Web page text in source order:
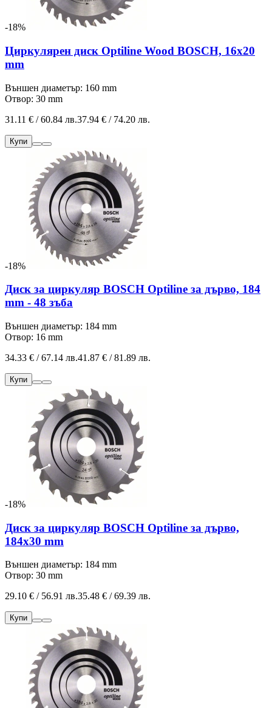
-18%
Циркулярен диск Optiline Wood BOSCH, 16х20
mm
Външен диаметър: 160 mm
Отвор: 30 mm
31.11 € / 60.84 лв.37.94 € / 74.20 лв.
Купи
-18%
Диск за циркуляр BOSCH Optiline за дърво, 184
mm - 48 зъба
Външен диаметър: 184 mm
Отвор: 16 mm
34.33 € / 67.14 лв.41.87 € / 81.89 лв.
Купи
-18%
Диск за циркуляр BOSCH Optiline за дърво,
184х30 mm
Външен диаметър: 184 mm
Отвор: 30 mm
29.10 € / 56.91 лв.35.48 € / 69.39 лв.
Купи